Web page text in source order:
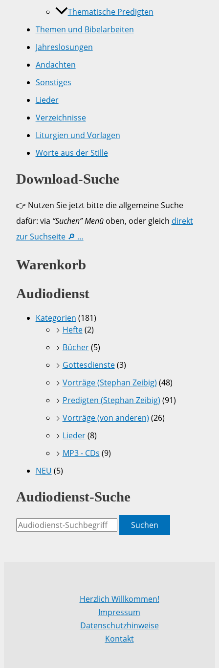
Thematische Predigten
Themen und Bibelarbeiten
Jahreslosungen
Andachten
Sonstiges
Lieder
Verzeichnisse
Liturgien und Vorlagen
Worte aus der Stille
Download-Suche
👉 Nutzen Sie jetzt bitte die allgemeine Suche
dafür: via “Suchen” Menüoben, oder gleich direkt
zur Suchseite 🔎 …
Warenkorb
Audiodienst
Kategorien (181)
Hefte(2)
Bücher(5)
Gottesdienste(3)
Vorträge (Stephan Zeibig) (48)
Predigten (Stephan Zeibig) (91)
Vorträge (von anderen) (26)
Lieder(8)
MP3 - CDs (9)
NEU (5)
Audiodienst-Suche
Suchen
Herzlich Willkommen!
Impressum
Datenschutzhinweise
Kontakt